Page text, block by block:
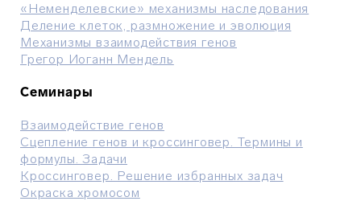
«Неменделевские» механизмы наследования
Деление клеток, размножение и эволюция
Механизмы взаимодействия генов
Грегор Иоганн Мендель
Семинары
Взаимодействие генов
Сцепление генов и кроссинговер. Термины и
формулы. Задачи
Кроссинговер. Решение избранных задач
Окраска хромосом